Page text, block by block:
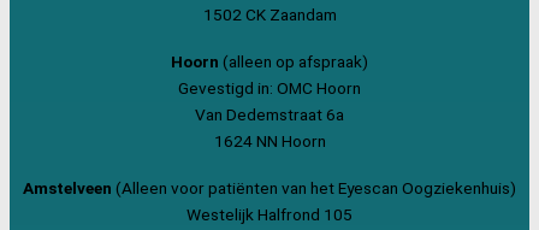
1502 CK Zaandam
Hoorn (alleen op afspraak)
Gevestigd in: OMC Hoorn
Van Dedemstraat 6a
1624 NN Hoorn
Amstelveen (Alleen voor patiënten van het Eyescan Oogziekenhuis)
Westelijk Halfrond 105